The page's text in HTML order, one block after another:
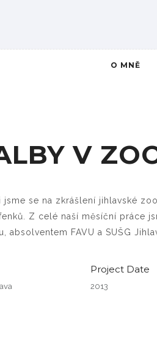
O MNĚ
V
jsme se na zkrášlení jihlavské
Z celé naší měsíční práce
absolventem FAVU a SUŠG
Project Date
2013